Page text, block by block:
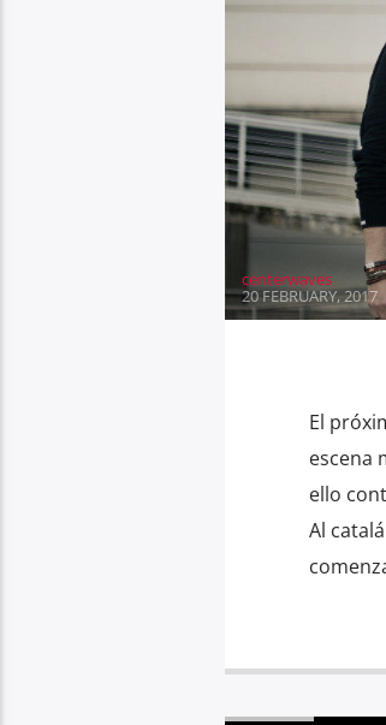
centerwaves
20 FEBRUARY, 2017
El
escena
ello
Al